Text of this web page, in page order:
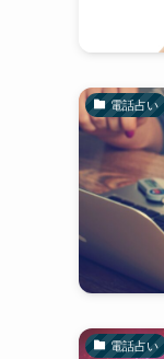
電話占い
電話占い